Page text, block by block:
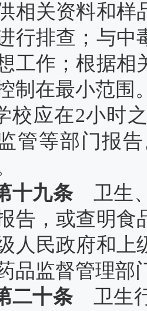
相关资料和样
行排查；与中
工作；根据相
制在最小范围
校应在2小时
管等部门报
十九条卫生、
告，或查明食
人民政府和上
品监督管理部
二十条卫生行